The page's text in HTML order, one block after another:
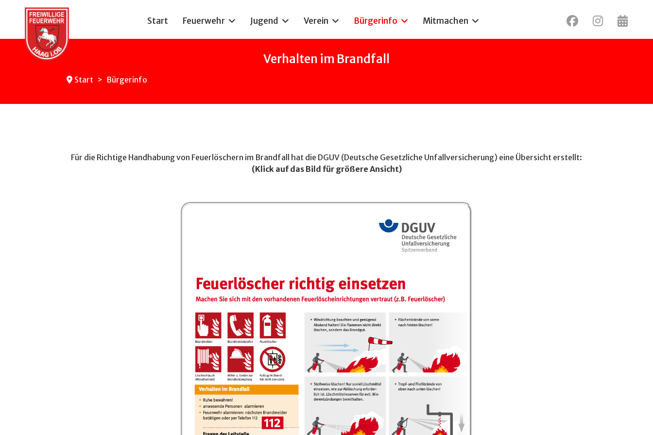
Start Feuerwehr Jugend Verein Bürgerinfo Mitmachen
Verhalten im Brandfall
Start Bürgerinfo
Für die Richtige Handhabung von Feuerlöschern im Brandfall hat die DGUV (Deutsche Gesetzliche Unfallversicherung) eine Übersicht erstellt:
(Klick auf das Bild für größere Ansicht)